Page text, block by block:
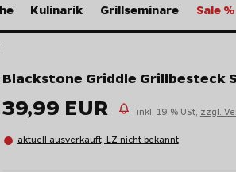
Kulinarik Grillseminare Sale %
Blackstone Griddle Grillbesteck
39,99 EUR inkl. 19 % USt, zzgl.
aktuell ausverkauft, LZ nicht bekannt